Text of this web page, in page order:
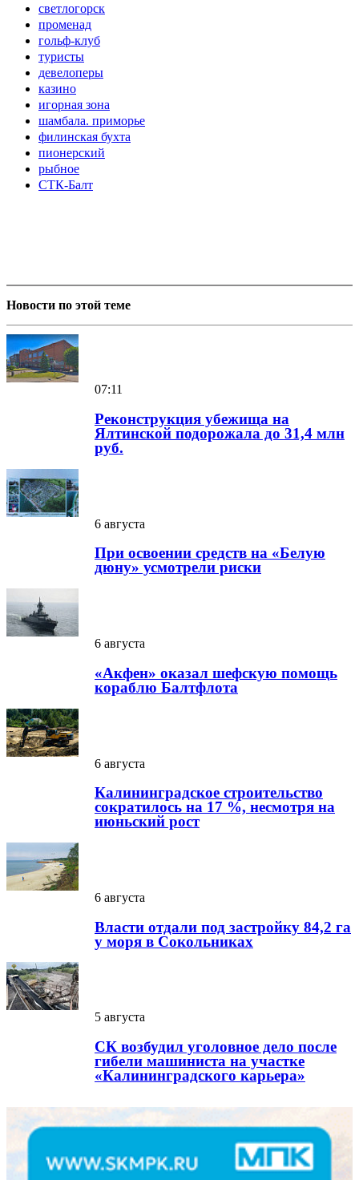
светлогорск
променад
гольф-клуб
туристы
девелоперы
казино
игорная зона
шамбала. приморье
филинская бухта
пионерский
рыбное
СТК-Балт
Новости по этой теме
07:11
Реконструкция убежища на
Ялтинской подорожала до 31,4 млн
руб.
6 августа
При освоении средств на «Белую
дюну» усмотрели риски
6 августа
«Акфен» оказал шефскую помощь
кораблю Балтфлота
6 августа
Калининградское строительство
сократилось на 17 %, несмотря на
июньский рост
6 августа
Власти отдали под застройку 84,2 га
у моря в Сокольниках
5 августа
СК возбудил уголовное дело после
гибели машиниста на участке
«Калининградского карьера»